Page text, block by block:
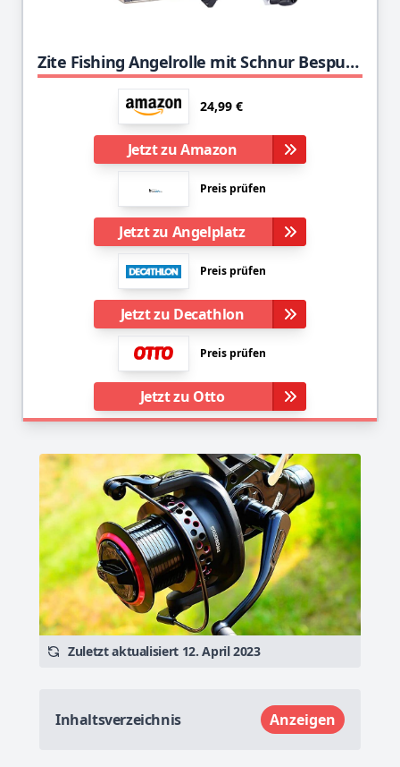
Zite Fishing Angelrolle mit Schnur Bespult - Forellen-Rolle Spinnrolle Stationärrolle mit 2 Aluminium-Spulen
24,99 €
Jetzt zu Amazon
Preis prüfen
Jetzt zu Angelplatz
Preis prüfen
Jetzt zu Decathlon
Preis prüfen
Jetzt zu Otto
Zuletzt aktualisiert 12. April 2023
Inhaltsverzeichnis Anzeigen